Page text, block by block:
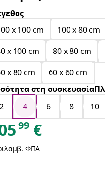
x 100 cm
100 x 80 cm
x 100 cm
80 x 80 cm
x 80 cm
60 x 60 cm
στη
2
4 6 8 10
99 €
ΦΠΑ